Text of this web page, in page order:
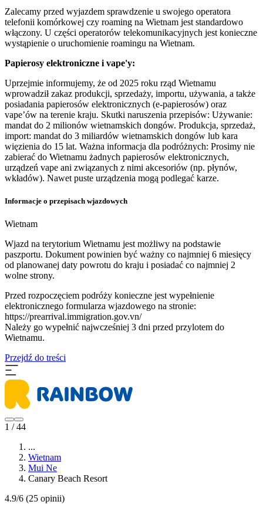
Zalecamy przed wyjazdem sprawdzenie u swojego operatora
telefonii komórkowej czy roaming na Wietnam jest standardowo
włączony. U części operatorów telekomunikacyjnych jest konieczne
wystąpienie o uruchomienie roamingu na Wietnam.
Papierosy elektroniczne i vape'y:
Uprzejmie informujemy, że od 2025 roku rząd Wietnamu
wprowadził zakaz produkcji, sprzedaży, importu, używania, a także
posiadania papierosów elektronicznych (e-papierosów) oraz
vape’ów na terenie kraju. Skutki naruszenia przepisów: Używanie:
mandat do 2 milionów wietnamskich dongów. Produkcja, sprzedaż,
import: mandat do 3 miliardów wietnamskich dongów lub kara
więzienia do 15 lat. Ważna informacja dla podróżnych: Prosimy nie
zabierać do Wietnamu żadnych papierosów elektronicznych,
urządzeń vape ani związanych z nimi akcesoriów (np. płynów,
wkładów). Nawet puste urządzenia mogą podlegać karze.
Informacje o przepisach wjazdowych
Wietnam
Wjazd na terytorium Wietnamu jest możliwy na podstawie
paszportu. Dokument powinien być ważny co najmniej 6 miesięcy
od planowanej daty powrotu do kraju i posiadać co najmniej 2
wolne strony.
Przed rozpoczęciem podróży konieczne jest wypełnienie
elektronicznego formularza wjazdowego na stronie:
https://prearrival.immigration.gov.vn/
Należy go wypełnić najwcześniej 3 dni przed przylotem do
Wietnamu.
Przejdź do treści
1 / 44
...
Wietnam
Mui Ne
Canary Beach Resort
4.9/6 (25 opinii)